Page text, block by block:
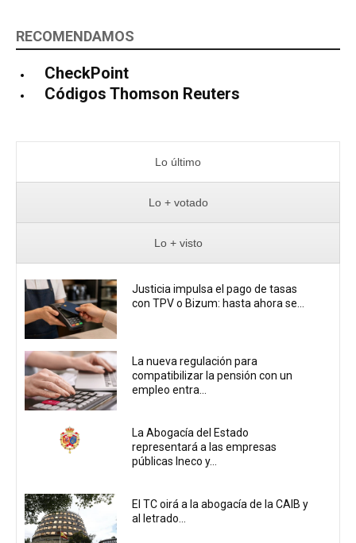
RECOMENDAMOS
CheckPoint
Códigos Thomson Reuters
Lo último
Lo + votado
Lo + visto
Justicia impulsa el pago de tasas
con TPV o Bizum: hasta ahora se...
La nueva regulación para
compatibilizar la pensión con un
empleo entra...
La Abogacía del Estado
representará a las empresas
públicas Ineco y...
El TC oirá a la abogacía de la CAIB y
al letrado...